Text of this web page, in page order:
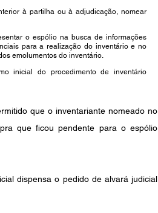
à partilha ou à adjudicação, nomear
o espólio na busca de informações
para a realização do inventário e no
emolumentos do inventário.
inicial do procedimento de inventário
que o inventariante nomeado no
que ficou pendente para o espólio
dispensa o pedido de alvará judicial